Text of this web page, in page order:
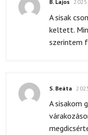
B. Lajos
A sisak
keltett.
szerintem
S. Beáta
A sisakom